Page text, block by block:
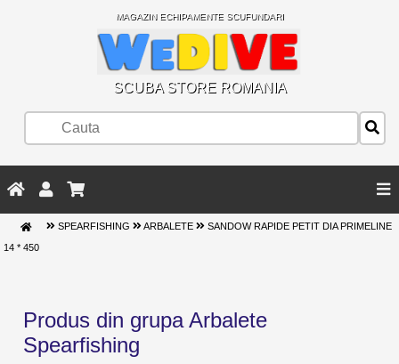
MAGAZIN ECHIPAMENTE SCUFUNDARI
SCUBA STORE ROMANIA
SPEARFISHING ARBALETE SANDOW RAPIDE PETIT DIA PRIMELINE
14 * 450
Produs din grupa Arbalete
Spearfishing